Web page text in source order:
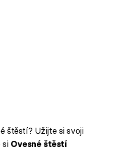
štěstí? Užijte si svoji
si Ovesné štěstí